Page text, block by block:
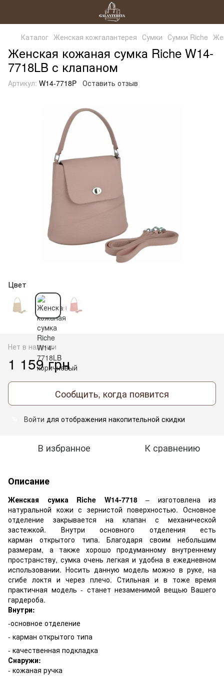
Каталог Женская кожгалантерея Сумки Сумки Riche
Женская кожаная сумка Riche W14-
7718LB с клапаном
Артикул: W14-7718P Оставить отзыв
Цвет
Нет в наличии
1 159 грн
Сообщить, когда появится
Войти для отображения накопительной скидки
В избранное К сравнению
Описание
Женская сумка Riche W14-7718 – изготовлена из
натуральной кожи с зернистой поверхностью. Основное
отделение закрывается на клапан с механической
застежкой. Внутри основного отделения есть
карман открытого типа. Благодаря своим небольшим
размерам, а также хорошо продуманному внутреннему
пространству, сумка очень легкая и удобна в ежедневном
использовании. Носить данную модель можно в руке, на
сгибе локтя и через плечо. Стильная и в тоже время
практичная модель - станет незаменимой вещью Вашего
гардероба.
Внутри:
-основное отделение
- карман открытого типа
- качественная подкладка
Снаружи:
- кожаная ручка